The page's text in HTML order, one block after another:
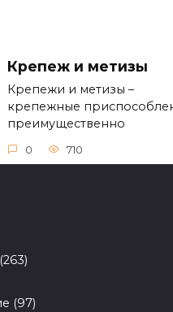
Крепеж и метизы
Крепежи и метизы –
крепежные
преимущественно
0 710
(263)
(97)